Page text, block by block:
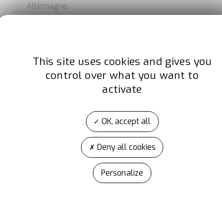
Allemagne
A propos d'Artibat
ARTIBAT est l’événement de la construction et des TP
réservé aux professionnels de la filière. Organisé
This site uses cookies and gives you
control over what you want to
activate
OK, accept all
Deny all cookies
Personalize